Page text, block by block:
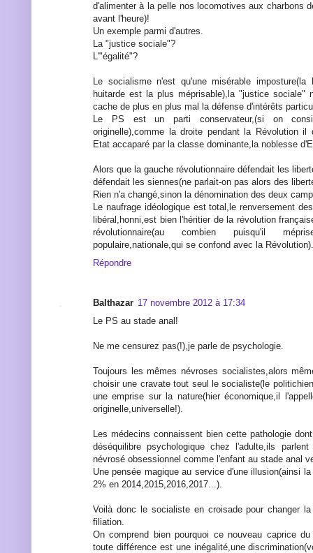
d'alimenter à la pelle nos locomotives aux charbons
avant l'heure)!
Un exemple parmi d'autres.
La "justice sociale"?
L'"égalité"?
Le socialisme n'est qu'une misérable imposture(la
huitarde est la plus méprisable),la "justice sociale"
cache de plus en plus mal la défense d'intérêts
Le PS est un parti conservateur,(si on
originelle),comme la droite pendant la Révolution il
Etat accaparé par la classe dominante,la noblesse
Alors que la gauche révolutionnaire défendait les
défendait les siennes(ne parlait-on pas alors des
Rien n'a changé,sinon la dénomination des deux
Le naufrage idéologique est total,le renversement
libéral,honni,est bien l'héritier de la révolution
révolutionnaire(au combien puisqu'il
populaire,nationale,qui se confond avec la Révolution).
Répondre
Balthazar 17 novembre 2012 à 17:34
Le PS au stade anal!
Ne me censurez pas(!),je parle de psychologie.
Toujours les mêmes névroses socialistes,alors
choisir une cravate tout seul le socialiste(le
une emprise sur la nature(hier économique,il
originelle,universelle!).
Les médecins connaissent bien cette pathologie
déséquilibre psychologique chez l'adulte,ils
névrosé obsessionnel comme l'enfant au stade anal
Une pensée magique au service d'une illusion(ainsi
2% en 2014,2015,2016,2017...).
Voilà donc le socialiste en croisade pour changer
filiation.
On comprend bien pourquoi ce nouveau caprice
toute différence est une inégalité,une